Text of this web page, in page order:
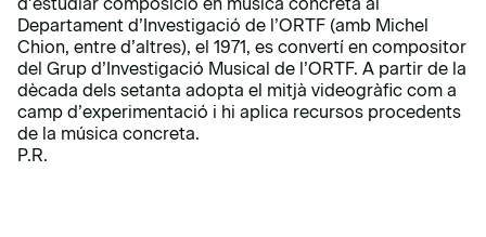
Departament d’Investigació de l’ORTF (amb Michel
Chion, entre d’altres), el 1971, es convertí en compositor
del Grup d’Investigació Musical de l’ORTF. A partir de la
dècada dels setanta adopta el mitjà videogràfic com a
camp d’experimentació i hi aplica recursos procedents
de la música concreta.
P.R.